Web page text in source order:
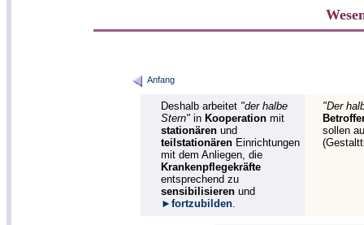
Anfang
Deshalb arbeitet "der halbe
Stern" in Kooperation mit
stationären und
teilstationären Einrichtungen
mit dem Anliegen, die
Krankenpflegekräfte
entsprechend zu
sensibilisieren und
►fortzubilden.
"Der
sollen